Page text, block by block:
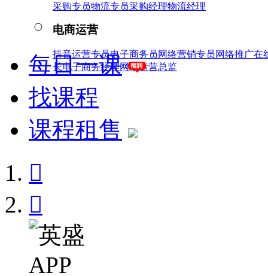
采购专员物流专员采购经理物流经理
电商运营
抖音运营专员电子商务员网络营销专员网络推广在
长电子商务经理网络运营总监
每日一课
找课程
课程租售

